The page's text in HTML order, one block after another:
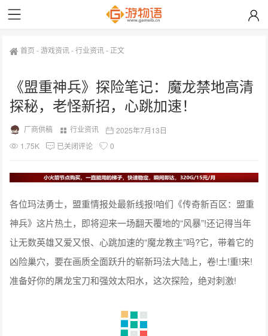
首页 -游戏资讯-行业资讯- 正文
《盟重神兵》探险笔记：魔龙禁地高清
探秘，老怪新招，心跳加速！
厂商供稿 行业资讯
2025年7月13日
1.75K
已关闭评论 0
各位玛法勇士，盟重情报处最新线报!咱们《传奇新百区：盟重
神兵》这片热土，即将迎来一场翻天覆地的“风暴”!还记得当年
让无数英雄又爱又恨、心跳加速的“魔龙教主”吗?它，带着它的
凶险巢穴，要在画质全面跃升的崭新玛法大陆上，卷!土!重!来!
准备好你的屠龙宝刀和强效太阳水，这次探险，绝对刺激!